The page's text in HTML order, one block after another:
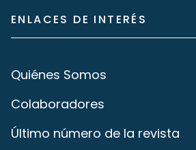
ENLACES DE INTERÉS
Quiénes Somos
Colaboradores
Último número de la revista